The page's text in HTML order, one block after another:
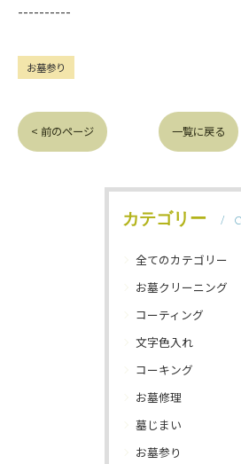
----------
お墓参り
< 前のページ 一覧に戻る
カテゴリー
全てのカテゴリー
お墓クリーニング
コーティング
文字色入れ
コーキング
お墓修理
墓じまい
お墓参り